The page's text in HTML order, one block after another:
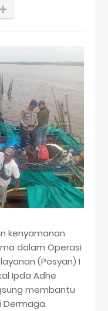
kenyamanan
dalam Operasi
(Posyan) I
Ipda Adhe
membantu
Dermaga